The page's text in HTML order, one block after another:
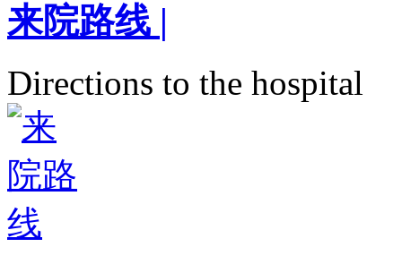
来院路线 |
Directions to the hospital